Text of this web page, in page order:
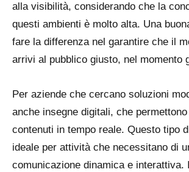
alla visibilità, considerando che la
questi ambienti è molto alta. Una
fare la differenza nel garantire che il
arrivi al pubblico giusto, nel momento
Per aziende che cercano soluzioni
anche insegne digitali, che
contenuti in tempo reale. Questo tipo
ideale per attività che necessitano di
comunicazione dinamica e interattiva.